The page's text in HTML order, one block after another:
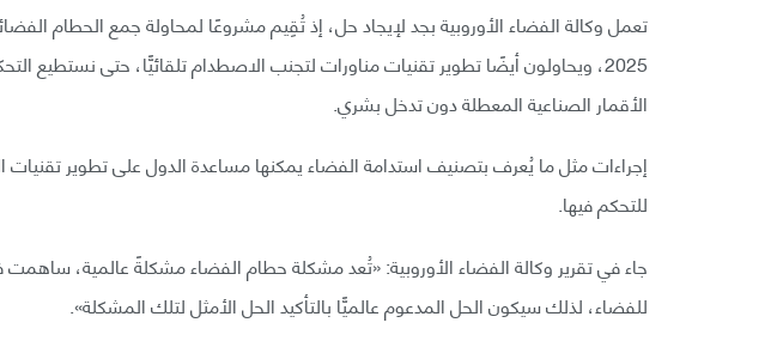
تعمل وكالة الفضاء الأوروبية بجد لإيجاد حل، إذ تُقِيم مشروعًا لمحاولة جمع الحطام
2025، ويحاولون أيضًا تطوير تقنيات مناورات لتجنب الاصطدام تلقائيًّا، حتى
الأقمار الصناعية المعطلة دون تدخل بشري.
إجراءات مثل ما يُعرف بتصنيف استدامة الفضاء يمكنها مساعدة الدول على تطوير تقنيات
للتحكم فيها.
جاء في تقرير وكالة الفضاء الأوروبية: «تُعد مشكلة حطام الفضاء مشكلةً عالمية، ساهمت
للفضاء، لذلك سيكون الحل المدعوم عالميًّا بالتأكيد الحل الأمثل لتلك المشكلة».